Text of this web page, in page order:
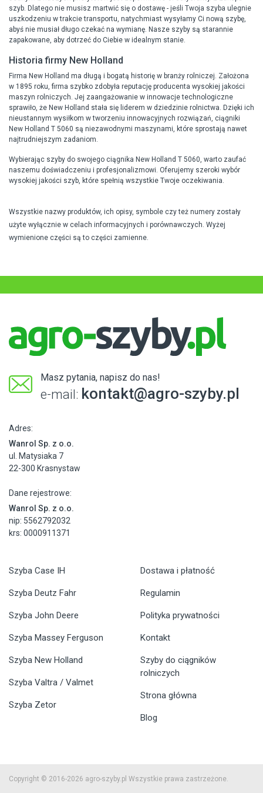
szyb. Dlatego nie musisz martwić się o dostawę - jeśli Twoja szyba ulegnie
uszkodzeniu w trakcie transportu, natychmiast wysyłamy Ci nową szybę,
abyś nie musiał długo czekać na wymianę. Nasze szyby są starannie
zapakowane, aby dotrzeć do Ciebie w idealnym stanie.
Historia firmy New Holland
Firma New Holland ma długą i bogatą historię w branży rolniczej. Założona
w 1895 roku, firma szybko zdobyła reputację producenta wysokiej jakości
maszyn rolniczych. Jej zaangażowanie w innowacje technologiczne
sprawiło, że New Holland stała się liderem w dziedzinie rolnictwa. Dzięki ich
nieustannym wysiłkom w tworzeniu innowacyjnych rozwiązań, ciągniki
New Holland T 5060 są niezawodnymi maszynami, które sprostają nawet
najtrudniejszym zadaniom.
Wybierając szyby do swojego ciągnika New Holland T 5060, warto zaufać
naszemu doświadczeniu i profesjonalizmowi. Oferujemy szeroki wybór
wysokiej jakości szyb, które spełnią wszystkie Twoje oczekiwania.
Wszystkie nazwy produktów, ich opisy, symbole czy też numery zostały
użyte wyłącznie w celach informacyjnych i porównawczych. Wyżej
wymienione części są to części zamienne.
Masz pytania, napisz do nas!
e-mail: kontakt@agro-szyby.pl
Adres:
Wanrol Sp. z o.o.
ul. Matysiaka 7
22-300 Krasnystaw
Dane rejestrowe:
Wanrol Sp. z o.o.
nip: 5562792032
krs: 0000911371
Szyba Case IH
Szyba Deutz Fahr
Szyba John Deere
Szyba Massey Ferguson
Szyba New Holland
Szyba Valtra / Valmet
Szyba Zetor
Dostawa i płatność
Regulamin
Polityka prywatności
Kontakt
Szyby do ciągników
rolniczych
Strona główna
Blog
Copyright © 2016-2026 agro-szyby.pl Wszystkie prawa zastrzeżone.